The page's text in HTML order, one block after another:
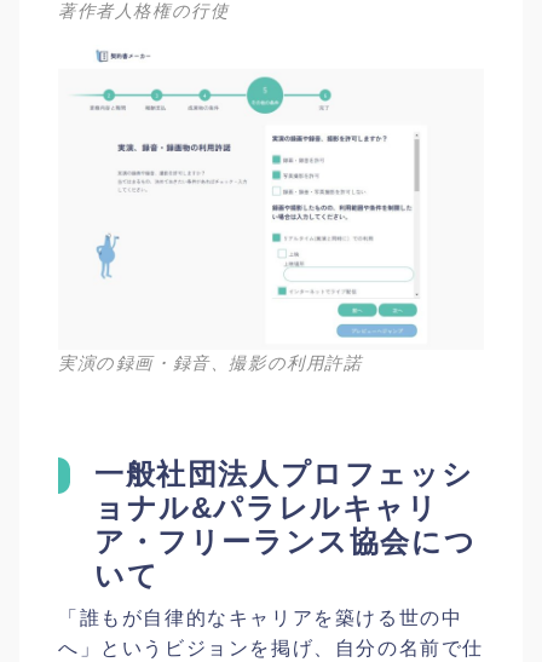
著作者人格権の行使
実演の録画・録音、撮影の利用許諾
一般社団法人プロフェッシ
ョナル&パラレルキャリ
ア・フリーランス協会につ
いて
「誰もが自律的なキャリアを築ける世の中
へ」というビジョンを掲げ、自分の名前で仕